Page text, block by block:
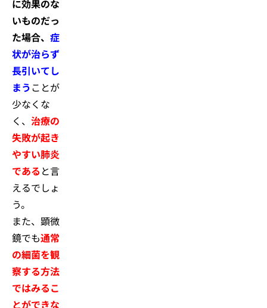
に効果のな
いものだっ
た場合、 症
状が治らず
長引いてし
まうことが
少なくな
く、 治療の
失敗が起き
やすい肺炎
である と言
えるでしょ
う。
また、顕微
鏡でも通常
の細菌を観
察する方法
ではみるこ
とができな